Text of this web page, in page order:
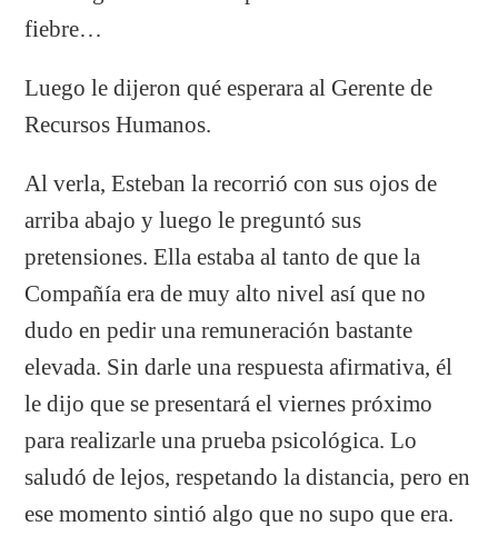
fiebre…
Luego le dijeron qué esperara al Gerente de
Recursos Humanos.
Al verla, Esteban la recorrió con sus ojos de
arriba abajo y luego le preguntó sus
pretensiones. Ella estaba al tanto de que la
Compañía era de muy alto nivel así que no
dudo en pedir una remuneración bastante
elevada. Sin darle una respuesta afirmativa, él
le dijo que se presentará el viernes próximo
para realizarle una prueba psicológica. Lo
saludó de lejos, respetando la distancia, pero en
ese momento sintió algo que no supo que era.